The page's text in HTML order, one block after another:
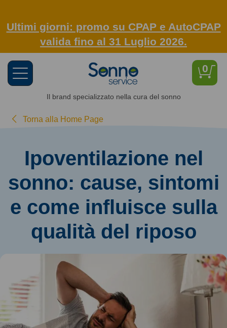
Ultimi giorni: promo su CPAP e AutoCPAP
valida fino al 31 Luglio 2026.
0
Toggle
navigation
Il brand specializzato nella cura del sonno
Torna alla Home Page
Ipoventilazione nel
sonno: cause, sintomi
e come influisce sulla
qualità del riposo